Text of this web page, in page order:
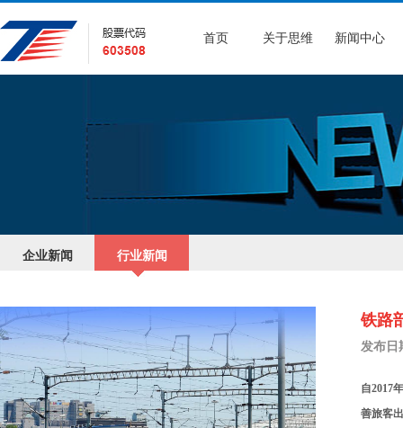
首页 关于思维 新闻中心
企业新闻 行业新闻
铁路
发布日
自2017
善旅客